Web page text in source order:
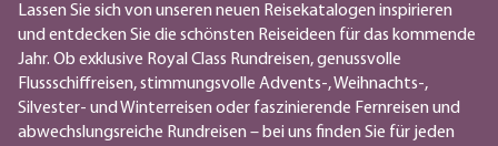
Lassen Sie sich von unseren neuen Reisekatalogen inspirieren
und entdecken Sie die schönsten Reiseideen für das kommende
Jahr. Ob exklusive Royal Class Rundreisen, genussvolle
Flussschiffreisen, stimmungsvolle Advents-, Weihnachts-,
Silvester- und Winterreisen oder faszinierende Fernreisen und
abwechslungsreiche Rundreisen – bei uns finden Sie für jeden